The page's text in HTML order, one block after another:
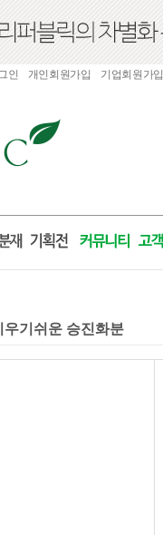
인 개인회원가입 기업회원가입
기쉬운 승진화분